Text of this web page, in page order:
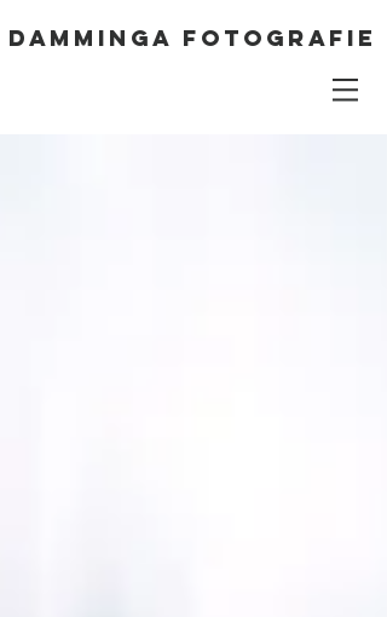
DAMMINGA FOTOGRAFIE